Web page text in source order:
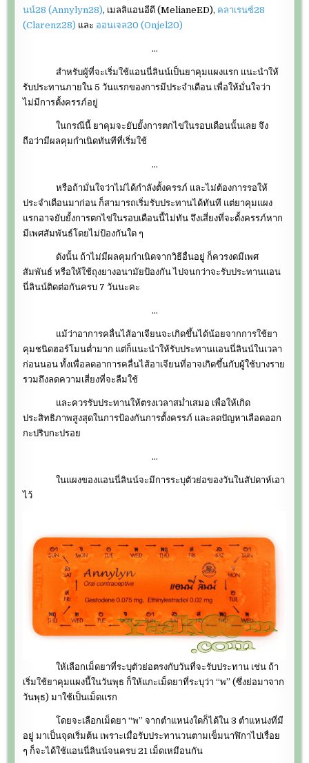
นน์28 (Annylyn28), เมลลิแอนอีดี (MelianeED), คลาเรนซ์28
(Clarenz28) และ ออนเจล20 (Onjel20)
…
สำหรับผู้ที่จะเริ่มใช้แอนนี่ลินน์เป็นยาคุมแผงแรก แนะนำให้
รับประทานภายใน 5 วันแรกของการมีประจำเดือน เพื่อให้มั่นใจว่า
ไม่มีการตั้งครรภ์อยู่
ในกรณีนี้ ยาคุมจะยับยั้งการตกไข่ในรอบเดือนนั้นเลย จึง
ถือว่ามีผลคุมกำเนิดทันทีที่เริ่มใช้
…
หรือถ้ามั่นใจว่าไม่ได้กำลังตั้งครรภ์ และไม่ต้องการรอให้
ประจำเดือนมาก่อน ก็สามารถเริ่มรับประทานได้ทันที แต่ยาคุมแผง
แรกอาจยับยั้งการตกไข่ในรอบเดือนนี้ไม่ทัน จึงเสี่ยงที่จะตั้งครรภ์หาก
มีเพศสัมพันธ์โดยไม่ป้องกันใด ๆ
ดังนั้น ถ้าไม่มีผลคุมกำเนิดจากวิธีอื่นอยู่ ก็ควรงดมีเพศ
สัมพันธ์ หรือให้ใช้ถุงยางอนามัยป้องกัน ไปจนกว่าจะรับประทานแอน
นี่ลินน์ติดต่อกันครบ 7 วันนะคะ
…
แม้ว่าอาการคลื่นไส้อาเจียนจะเกิดขึ้นได้น้อยจากการใช้ยา
คุมชนิดฮอร์โมนต่ำมาก แต่ก็แนะนำให้รับประทานแอนนี่ลินน์ในเวลา
ก่อนนอน ทั้งเพื่อลดอาการคลื่นไส้อาเจียนที่อาจเกิดขึ้นกับผู้ใช้บางราย
รวมถึงลดความเสี่ยงที่จะลืมใช้
และควรรับประทานให้ตรงเวลาสม่ำเสมอ เพื่อให้เกิด
ประสิทธิภาพสูงสุดในการป้องกันการตั้งครรภ์ และลดปัญหาเลือดออก
กะปริบกะปรอย
…
ในแผงของแอนนี่ลินน์จะมีการระบุตัวย่อของวันในสัปดาห์เอา
ไว้
ให้เลือกเม็ดยาที่ระบุตัวย่อตรงกับวันที่จะรับประทาน เช่น ถ้า
เริ่มใช้ยาคุมแผงนี้ในวันพุธ ก็ให้แกะเม็ดยาที่ระบุว่า “พ” (ซึ่งย่อมาจาก
วันพุธ) มาใช้เป็นเม็ดแรก
โดยจะเลือกเม็ดยา “พ” จากตำแหน่งใดก็ได้ใน 3 ตำแหน่งที่มี
อยู่ มาเป็นจุดเริ่มต้น เพราะเมื่อรับประทานวนตามเข็มนาฬิกาไปเรื่อย
ๆ ก็จะได้ใช้แอนนี่ลินน์จนครบ 21 เม็ดเหมือนกัน